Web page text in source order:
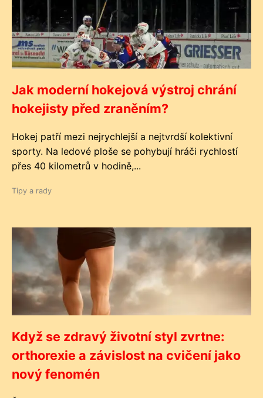
Jak moderní hokejová výstroj chrání
hokejisty před zraněním?
Hokej patří mezi nejrychlejší a nejtvrdší kolektivní
sporty. Na ledové ploše se pohybují hráči rychlostí
přes 40 kilometrů v hodině,...
Tipy a rady
Když se zdravý životní styl zvrtne:
orthorexie a závislost na cvičení jako
nový fenomén